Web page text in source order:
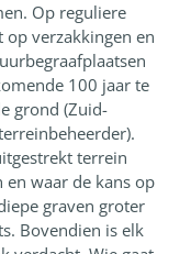
Op reguliere
op verzakkingen en
100 jaar te
grond (Zuid-
terrein
waar de kans op
graven groter
Bovendien is elk